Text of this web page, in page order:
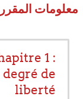
معلومات المقرر
1 :
de
liberté